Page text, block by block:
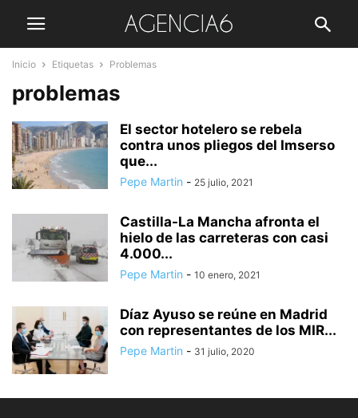
Inicio Etiquetas Problemas
problemas
El sector hotelero se rebela
contra unos pliegos del Imserso
que...
Pepe Martin - 25 julio, 2021
Castilla-La Mancha afronta el
hielo de las carreteras con casi
4.000...
Pepe Martin - 10 enero, 2021
Díaz Ayuso se reúne en Madrid
con representantes de los MIR...
Pepe Martin - 31 julio, 2020